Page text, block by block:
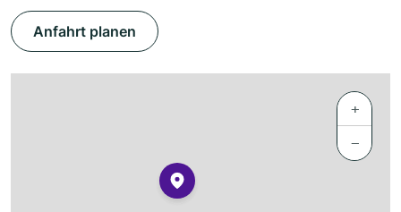
Anfahrt planen
+
−